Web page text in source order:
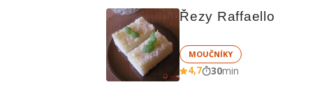
Řezy Raffaello
MOUČNÍKY
4,7 30min